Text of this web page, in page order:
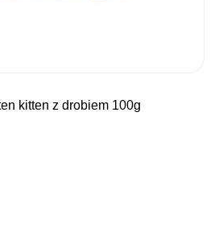
kitten z drobiem 100g